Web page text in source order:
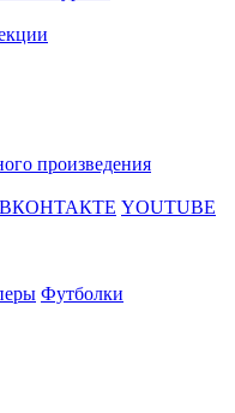
произведения
ВКОНТАКТЕ YOUTUBE
Футболки